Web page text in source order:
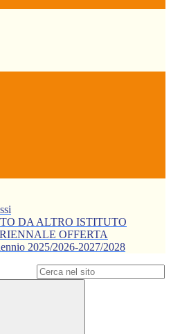
DA ALTRO ISTITUTO
OFFERTA
2025/2026-2027/2028